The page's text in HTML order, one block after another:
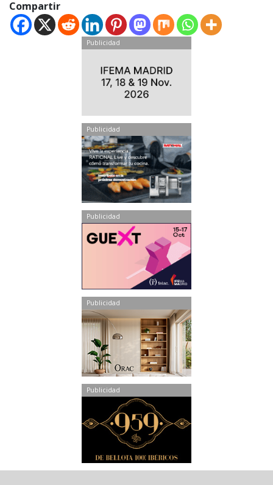
Compartir
Publicidad
Publicidad
Publicidad
Publicidad
Publicidad